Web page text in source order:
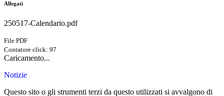
Allegati
250517-Calendario.pdf
File PDF
Contatore click: 97
Caricamento...
Notizie
Questo sito o gli strumenti terzi da questo utilizzati si avvalgono di